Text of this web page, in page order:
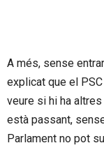
A més, sense
explicat que el
veure si hi ha
està passant,
Parlament no pot